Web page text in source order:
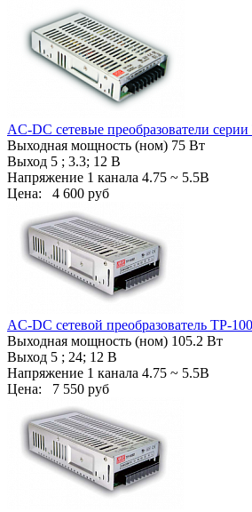
AC-DC сетевые преобразователи
Выходная мощность (ном) 75 Вт
Выход 5 ; 3.3; 12 В
Напряжение 1 канала 4.75 ~ 5.5В
Цена: 4 600 руб
AC-DC сетевой преобразователь TP-
Выходная мощность (ном) 105.2 Вт
Выход 5 ; 24; 12 В
Напряжение 1 канала 4.75 ~ 5.5В
Цена: 7 550 руб